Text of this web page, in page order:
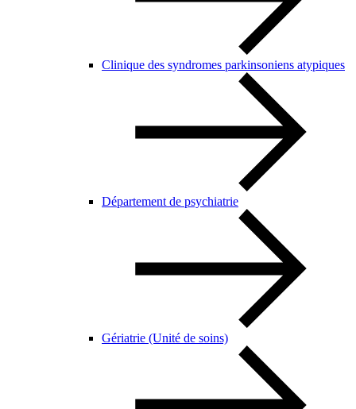
Clinique des syndromes parkinsoniens atypiques
Département de psychiatrie
Gériatrie (Unité de soins)